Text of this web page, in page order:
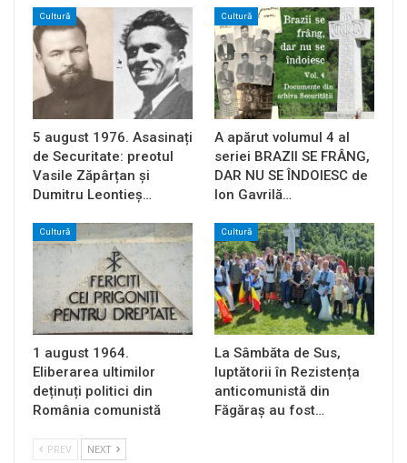
Cultură
5 august 1976. Asasinați
de Securitate: preotul
Vasile Zăpârțan și
Dumitru Leontieș…
Cultură
A apărut volumul 4 al
seriei BRAZII SE FRÂNG,
DAR NU SE ÎNDOIESC de
Ion Gavrilă…
Cultură
1 august 1964.
Eliberarea ultimilor
deținuți politici din
România comunistă
Cultură
La Sâmbăta de Sus,
luptătorii în Rezistența
anticomunistă din
Făgăraș au fost…
PREV NEXT